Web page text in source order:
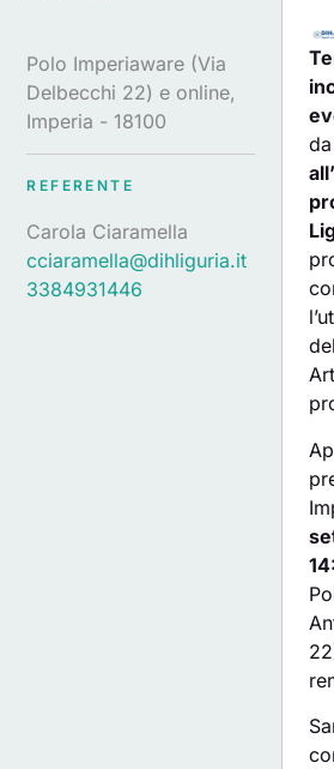
Polo Imperiaware (Via
Delbecchi 22) e online,
Imperia - 18100
REFERENTE
Carola Ciaramella
cciaramella@dihliguria.it
3384931446
da